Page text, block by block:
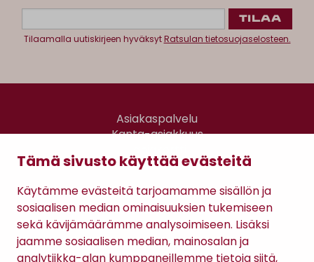
Tämä sivusto käyttää evästeitä
Käytämme evästeitä tarjoamamme sisällön ja
sosiaalisen median ominaisuuksien tukemiseen
sekä kävijämäärämme analysoimiseen. Lisäksi
jaamme sosiaalisen median, mainosalan ja
analytiikka-alan kumppaneillemme tietoja siitä,
Tilaamalla uutiskirjeen hyväksytRatsulan tietosuojaselosteen.
Asiakaspalvelu
Kanta-asiakkuus
Gomee Ratsula Café
Sopimusehdot
Tietosuojaseloste
Maksutavat